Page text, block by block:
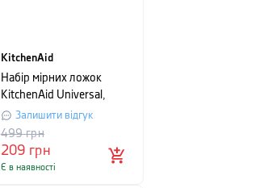
KitchenAid
Набір мірних ложок
KitchenAid Universal,
червоний, 4 шт
Залишити відгук
209 грн
499грн
Є в наявності